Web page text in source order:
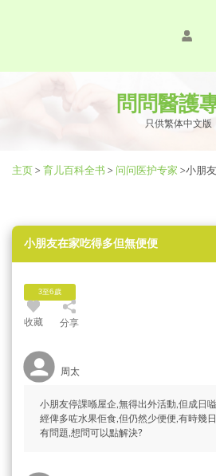
問問醫護
只供繁体中文版
主页> 育儿百科全书 > 问问医护专家 >小朋
小朋友在家吃得多但無便便
3至6歲
收藏 分享
周太
小朋友停課喺屋企,無得出外活動,但成日
經俾多咗水果佢食,但仍然少便便,有時幾
有問題,想問可以點解決?